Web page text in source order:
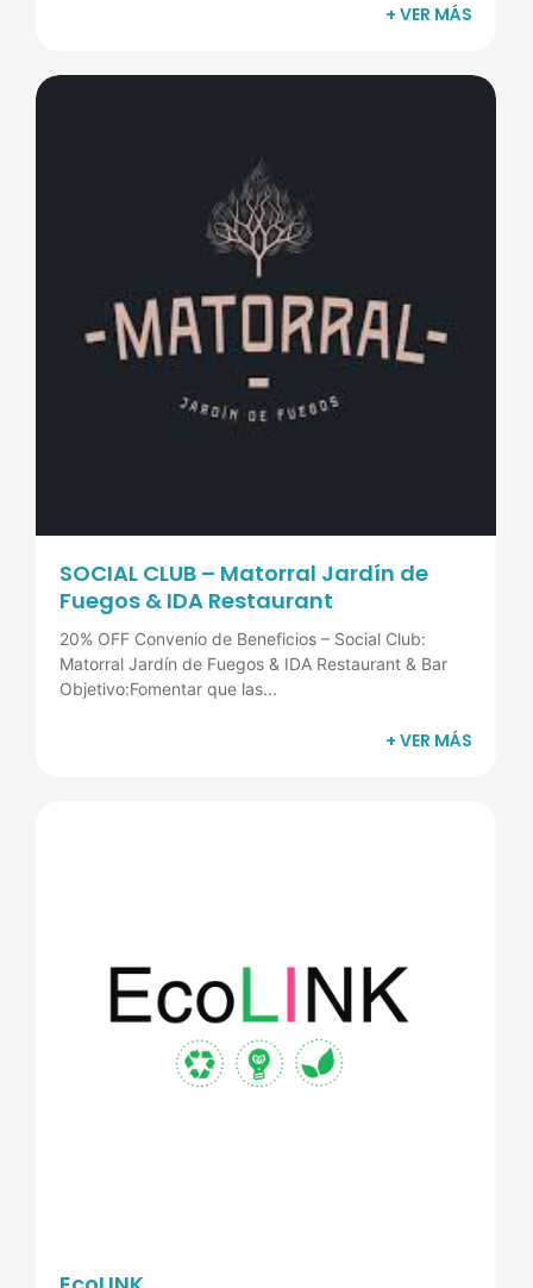
+ VER MÁS
SOCIAL CLUB – Matorral Jardín de
Fuegos & IDA Restaurant
20% OFF Convenio de Beneficios – Social Club:
Matorral Jardín de Fuegos & IDA Restaurant & Bar
Objetivo:Fomentar que las...
+ VER MÁS